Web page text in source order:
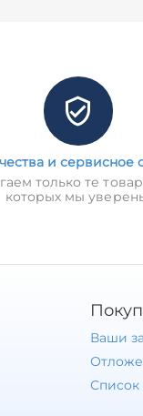
и
только те
которых мы
Ваши
Список